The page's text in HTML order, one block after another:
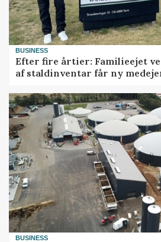
BUSINESS
Efter fire årtier: Familieejet
af staldinventar får ny
BUSINESS